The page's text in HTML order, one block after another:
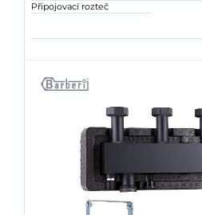
Připojovací rozteč